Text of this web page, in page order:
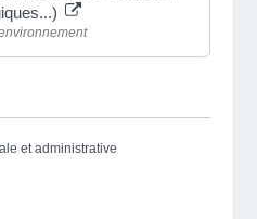
et administrative